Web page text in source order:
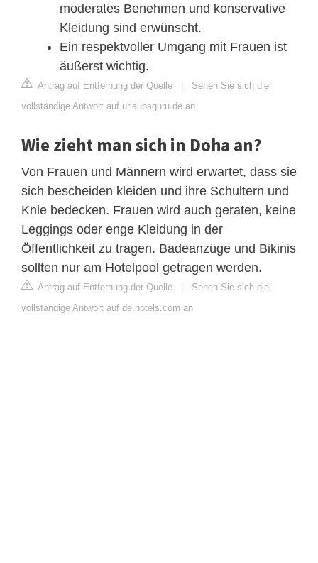
moderates Benehmen und konservative
Kleidung sind erwünscht.
Ein respektvoller Umgang mit Frauen ist
äußerst wichtig.
Antrag auf Entfernung der Quelle | Sehen Sie sich die
vollständige Antwort auf urlaubsguru.de an
Wie zieht man sich in Doha an?
Von Frauen und Männern wird erwartet, dass sie
sich bescheiden kleiden und ihre Schultern und
Knie bedecken. Frauen wird auch geraten, keine
Leggings oder enge Kleidung in der
Öffentlichkeit zu tragen. Badeanzüge und Bikinis
sollten nur am Hotelpool getragen werden.
Antrag auf Entfernung der Quelle | Sehen Sie sich die
vollständige Antwort auf de.hotels.com an